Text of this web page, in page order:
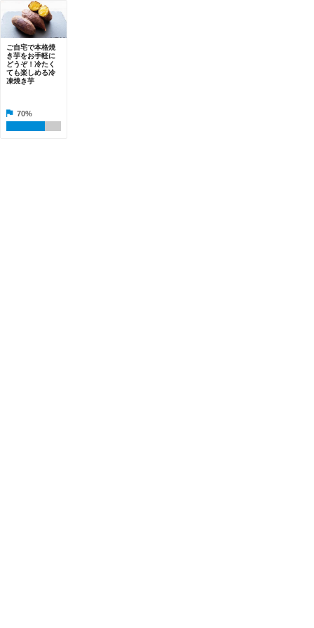
ご自宅で本格焼
き芋をお手軽に
どうぞ！冷たく
ても楽しめる冷
凍焼き芋
70%